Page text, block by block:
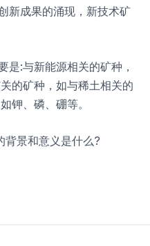
新成果的涌现，新技术矿
是:与新能源相关的矿种，
的矿种，如与稀土相关的
钾、磷、硼等。
背景和意义是什么?